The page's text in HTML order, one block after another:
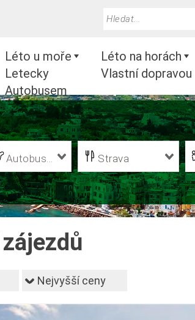
Léto u moře
Letecky
Autobusem
Vlastní dopravou
Léto na horách
Vlastní dopravou
- TemúAutobusová Strava
zájezdů
Nejvyšší ceny